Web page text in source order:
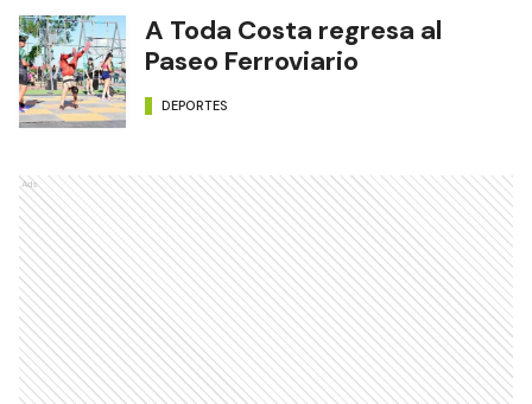
A Toda Costa regresa al
Paseo Ferroviario
DEPORTES
Ads